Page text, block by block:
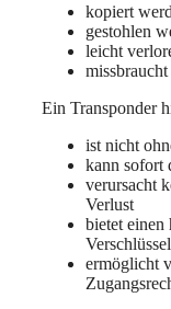
kopiert
gestohlen
leicht
Ein Transponder
ist nicht
kann sofort
verursacht
Verlust
bietet einen
ermöglicht